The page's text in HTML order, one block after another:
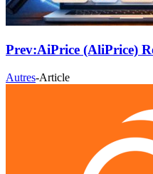
Prev:AiPrice (AliPrice)
Autres-Article